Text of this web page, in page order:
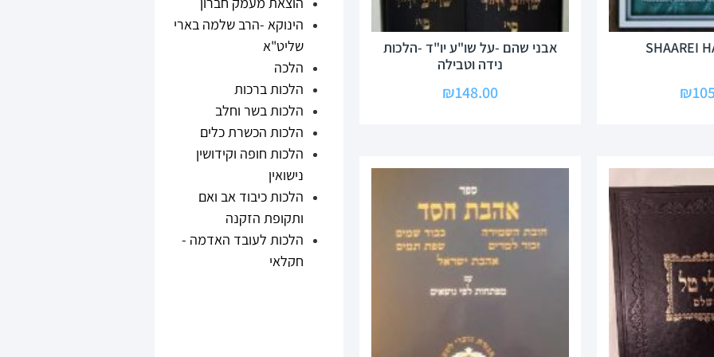
SHAAREI
₪
אבני שהם -על שו"ע יו"ד -הלכות
נידה וטבילה
₪148.00
הינוקא -הרב שלמה בארי
שליט"א
הלכה
הלכות ברכות
הלכות בשר וחלב
הלכות הכשרת כלים
הלכות חופה וקידושין
נישואין
הלכות כיבוד אב ואם
ותקופת הזקנה
הלכות לעובד האדמה -
חקלאי